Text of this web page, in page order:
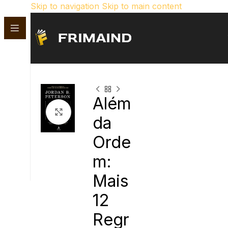
Skip to navigation Skip to main content
Click para aumentar
Além
da
Orde
m:
Mais
12
Regr